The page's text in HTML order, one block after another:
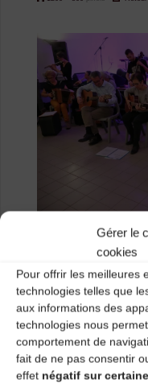
Gérer le
cookies
Pour offrir les meilleures
technologies telles que
aux informations des
technologies nous
comportement de
fait de ne pas consentir
effet négatif sur
Previous image
Laisser